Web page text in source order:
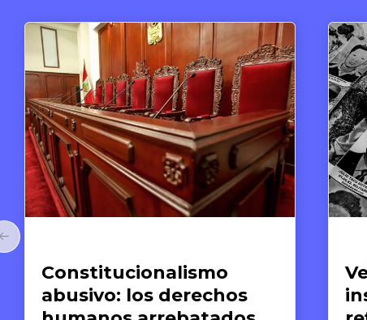
Veinte años de silencio
institucional: hacia una